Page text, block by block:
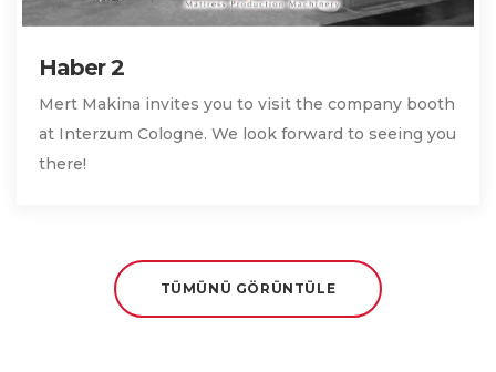
Haber 2
Mert Makina invites you to visit the company booth
at Interzum Cologne. We look forward to seeing you
there!
TÜMÜNÜ GÖRÜNTÜLE